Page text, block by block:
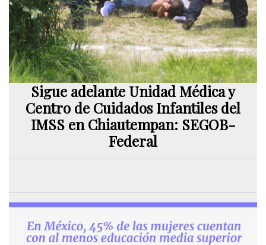
Sigue adelante Unidad Médica y
Centro de Cuidados Infantiles del
IMSS en Chiautempan: SEGOB-
Federal